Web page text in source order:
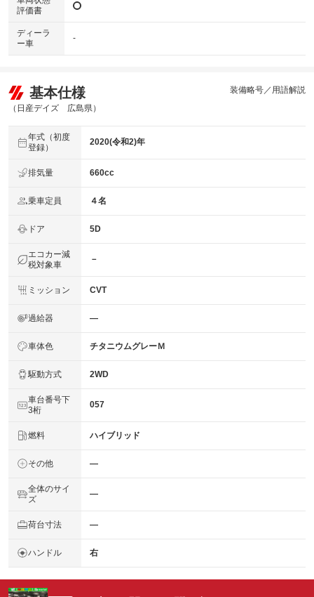
評価書
ディーラ
ー車
-
基本仕様
（日産デイズ 広島県）
装備略号／用語解説
年式（初度
登録）
2020(令和2)年
排気量 660cc
乗車定員 ４名
ドア 5D
エコカー減
税対象車
－
ミッション CVT
過給器 ―
車体色 チタニウムグレーＭ
駆動方式 2WD
車台番号下
3桁
057
燃料 ハイブリッド
その他 ―
全体のサイ
ズ
―
荷台寸法 ―
ハンドル 右